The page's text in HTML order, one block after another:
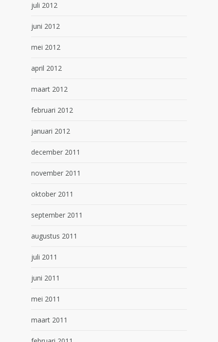
juli 2012
juni 2012
mei 2012
april 2012
maart 2012
februari 2012
januari 2012
december 2011
november 2011
oktober 2011
september 2011
augustus 2011
juli 2011
juni 2011
mei 2011
maart 2011